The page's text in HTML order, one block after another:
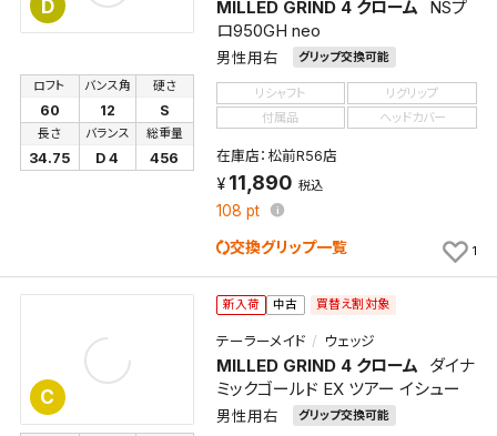
D MILLED GRIND 4 クローム
NSプ
ロ950GH neo
男性用右 グリップ交換可能
ロフト
60
バンス角
12
硬さ
S
長さ
34.75
バランス
D 4
総重量
456
リシャフト
リグリップ
付属品
ヘッドカバー
在庫店：松前R56店
11,890 税込
108 pt
交換グリップ一覧 1
C
新入荷 中古 買替え割対象
テーラーメイド ウェッジ
MILLED GRIND 4 クローム
ダイナ
ミックゴールド EX ツアー イシュー
男性用右 グリップ交換可能